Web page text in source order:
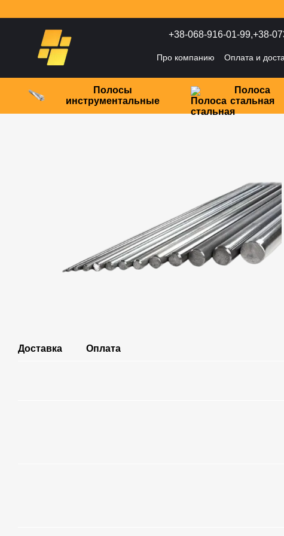
+38-068-916-01-99,+38-
Про компанию Оплата и
Полосы
инструментальные
Полоса
стальная
Доставка Оплата